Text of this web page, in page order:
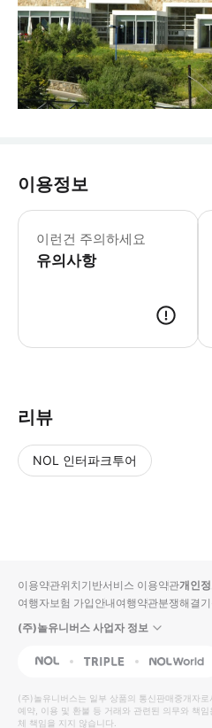
이용정보
이런건 주의하세요
유의사항
칼
*
리뷰
NOL 인터파크투어
입니
다.
높
은
동
영
순
상
이용약관위치기반서비스 이용약관개인
여행자보험 가입안내여행약관분쟁해결
(주)놀유니버스 사업자 정보
NOL Triple Interpark
(주)놀유니버스는 일부 상품의 통신판매중개자
예약, 이용 및 환불 등 거래와 관련된 의무와 책
체 책임을 지지 않습니다.